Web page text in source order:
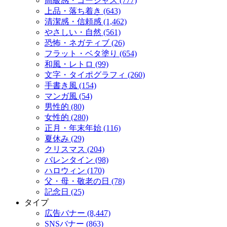
上品・落ち着き (643)
清潔感・信頼感 (1,462)
やさしい・自然 (561)
恐怖・ネガティブ (26)
フラット・ベタ塗り (654)
和風・レトロ (99)
文字・タイポグラフィ (260)
手書き風 (154)
マンガ風 (54)
男性的 (80)
女性的 (280)
正月・年末年始 (116)
夏休み (29)
クリスマス (204)
バレンタイン (98)
ハロウィン (170)
父・母・敬老の日 (78)
記念日 (25)
タイプ
広告バナー (8,447)
SNSバナー (863)